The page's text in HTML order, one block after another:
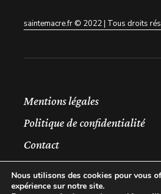
saintemacre.fr © 2022 | Tous droits
Mentions légales
Politique de confidentialité
Contact
Nous utilisons des cookies pour vous
expérience sur notre site.